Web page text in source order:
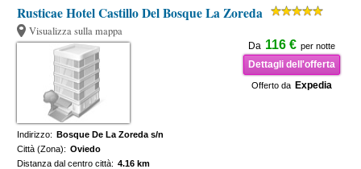
Rusticae Hotel Castillo Del Bosque La Zoreda
Visualizza sulla mappa
Da 116 € per notte
Dettagli dell'offerta
Offerto da Expedia
Indirizzo: Bosque De La Zoreda s/n
Città (Zona): Oviedo
Distanza dal centro città: 4.16 km